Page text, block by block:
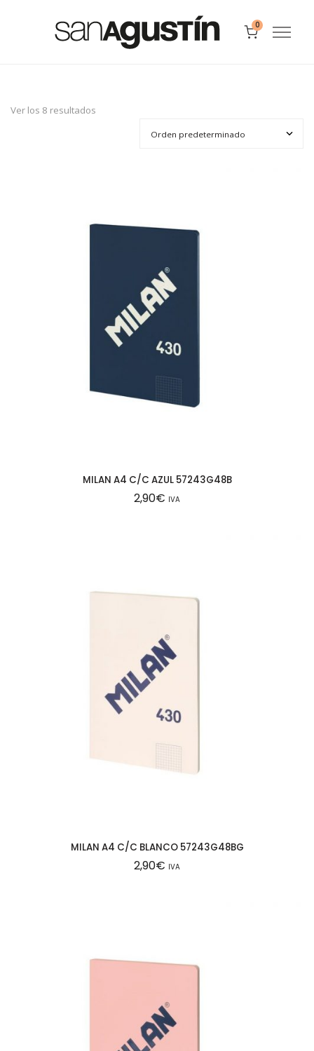
0
Ver los 8 resultados
MILAN A4 C/C AZUL 57243G48B
2,90€ IVA
MILAN A4 C/C BLANCO 57243G48BG
2,90€ IVA